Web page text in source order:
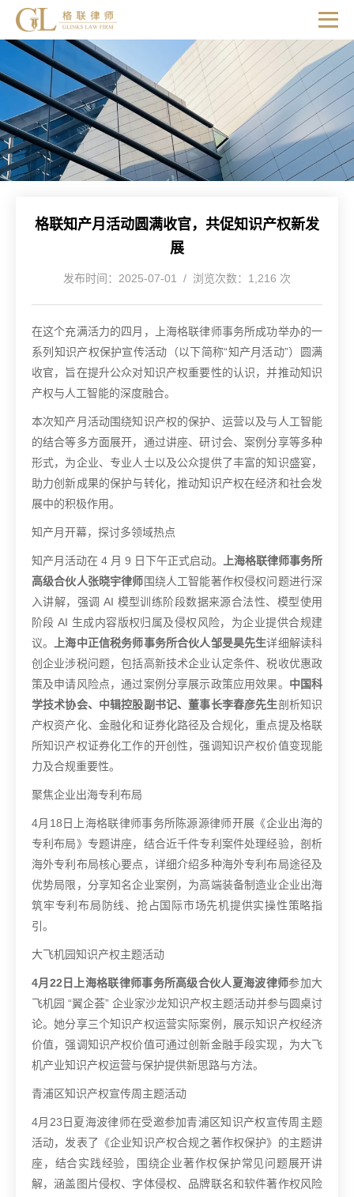
格联知产月活动圆满收官，共促知识产权新发
展
发布时间：2025-07-01 / 浏览次数：1,216 次
在这个充满活力的四月，上海格联律师事务所成功举办的一
系列知识产权保护宣传活动（以下简称“知产月活动”）圆满
收官，旨在提升公众对知识产权重要性的认识，并推动知识
产权与人工智能的深度融合。
本次知产月活动围绕知识产权的保护、运营以及与人工智能
的结合等多方面展开，通过讲座、研讨会、案例分享等多种
形式，为企业、专业人士以及公众提供了丰富的知识盛宴，
助力创新成果的保护与转化，推动知识产权在经济和社会发
展中的积极作用。
知产月开幕，探讨多领域热点
知产月活动在 4 月 9 日下午正式启动。
上海格联律师事务所
高级合伙人张晓宇律师围绕人工智能著作权侵权问题进行深
入讲解，强调 AI 模型训练阶段数据来源合法性、模型使用
阶段 AI 生成内容版权归属及侵权风险，为企业提供合规建
议。
上海中正信税务师事务所合伙人邹旻昊先生详细解读科
创企业涉税问题，包括高新技术企业认定条件、税收优惠政
策及申请风险点，通过案例分享展示政策应用效果。 中国科
学技术协会、中辑控股副书记、董事长李春彦先生剖析知识
产权资产化、金融化和证券化路径及合规化，重点提及格联
所知识产权证券化工作的开创性，强调知识产权价值变现能
力及合规重要性。
聚焦企业出海专利布局
4月18日上海格联律师事务所陈源源律师开展《企业出海的
专利布局》专题讲座，结合近千件专利案件处理经验，剖析
海外专利布局核心要点，详细介绍多种海外专利布局途径及
优势局限，分享知名企业案例，为高端装备制造业企业出海
筑牢专利布局防线、抢占国际市场先机提供实操性策略指
引。
大飞机园知识产权主题活动
4月22日上海格联律师事务所高级合伙人夏海波律师参加大
飞机园 “翼企荟” 企业家沙龙知识产权主题活动并参与圆桌讨
论。她分享三个知识产权运营实际案例，展示知识产权经济
价值，强调知识产权价值可通过创新金融手段实现，为大飞
机产业知识产权运营与保护提供新思路与方法。
青浦区知识产权宣传周主题活动
4月23日夏海波律师在受邀参加青浦区知识产权宣传周主题
活动，发表了《企业知识产权合规之著作权保护》的主题讲
座，结合实践经验，围绕企业著作权保护常见问题展开讲
解，涵盖图片侵权、字体侵权、品牌联名和软件著作权风险